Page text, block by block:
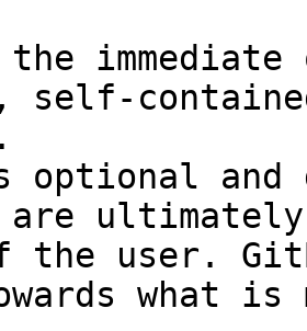
self-
and
are
the user.
what